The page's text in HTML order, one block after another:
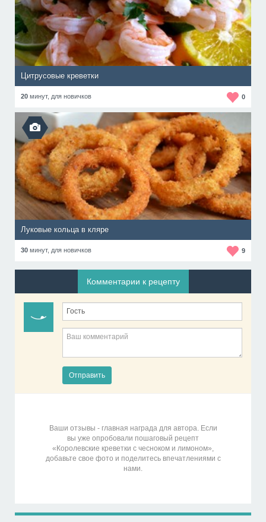
Цитрусовые креветки
20 минут, для новичков 0
Луковые кольца в кляре
30 минут, для новичков 9
Комментарии к рецепту
Отправить
Ваши отзывы - главная награда для автора. Если
вы уже опробовали пошаговый рецепт
«Королевские креветки с чесноком и лимоном»,
добавьте свое фото и поделитесь впечатлениями с
нами.